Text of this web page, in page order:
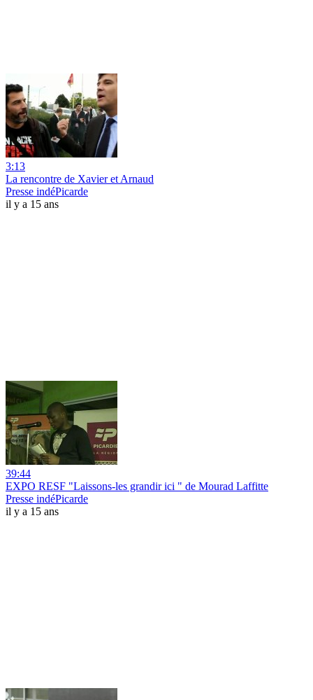
3:13
La rencontre de Xavier et Arnaud
Presse indéPicarde
il y a 15 ans
39:44
EXPO RESF "Laissons-les grandir ici " de Mourad Laffitte
Presse indéPicarde
il y a 15 ans